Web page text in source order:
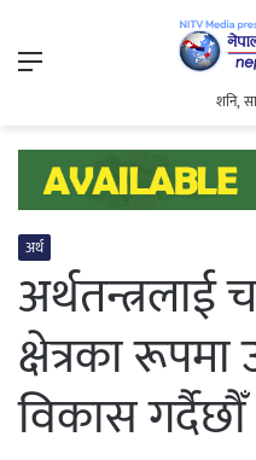
Menu
शनि,
अर्थ
क्षेत्रका
विकास गर्दैछौँ